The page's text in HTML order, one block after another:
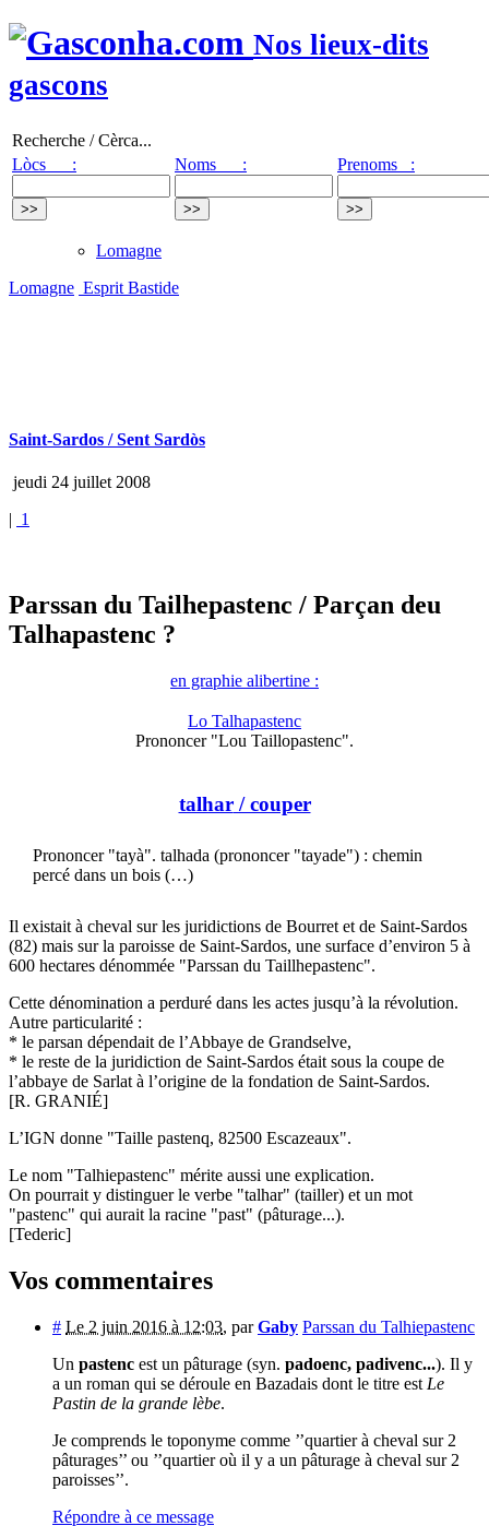
Nos lieux-dits
gascons
Recherche / Cèrca...
Lòcs :
Noms : Prenoms :
Lomagne
Lomagne Esprit Bastide
Saint-Sardos / Sent Sardòs
jeudi 24 juillet 2008
| 1
Parssan du Tailhepastenc / Parçan deu
Talhapastenc ?
en graphie alibertine :
Lo Talhapastenc
Prononcer "Lou Taillopastenc".
talhar/ couper
Prononcer "tayà". talhada (prononcer "tayade") : chemin
percé dans un bois (…)
Il existait à cheval sur les juridictions de Bourret et de Saint-Sardos
(82) mais sur la paroisse de Saint-Sardos, une surface d’environ 5 à
600 hectares dénommée "Parssan du Taillhepastenc".
Cette dénomination a perduré dans les actes jusqu’à la révolution.
Autre particularité :
* le parsan dépendait de l’Abbaye de Grandselve,
* le reste de la juridiction de Saint-Sardos était sous la coupe de
l’abbaye de Sarlat à l’origine de la fondation de Saint-Sardos.
[R. GRANIÉ]
L’IGN donne "Taille pastenq, 82500 Escazeaux".
Le nom "Talhiepastenc" mérite aussi une explication.
On pourrait y distinguer le verbe "talhar" (tailler) et un mot
"pastenc" qui aurait la racine "past" (pâturage...).
[Tederic]
Vos commentaires
# Le 2 juin 2016 à 12:03, parGaby Parssan du Talhiepastenc
Un pastenc est un pâturage (syn. padoenc, padivenc...). Il y
a un roman qui se déroule en Bazadais dont le titre est Le
Pastin de la grande lèbe.
Je comprends le toponyme comme ’’quartier à cheval sur 2
pâturages’’ ou ’’quartier où il y a un pâturage à cheval sur 2
paroisses’’.
Répondre à ce message